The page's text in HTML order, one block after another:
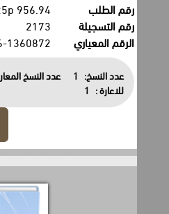
رقم الطلب
956.94 T925p
رقم التسجيلة
2173
الرقم المعياري
06-1360872
عدد النسخ: 1 عدد النسخ المعارة : 0
للاعارة :
1